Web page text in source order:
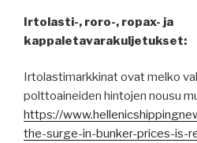
Irtolasti-, roro-, ropax- ja
kappaletavarakuljetukset:
Irtolastimarkkinat ovat melko
polttoaineiden hintojen nousu
https://
the-surge-in-bunker-prices-is-